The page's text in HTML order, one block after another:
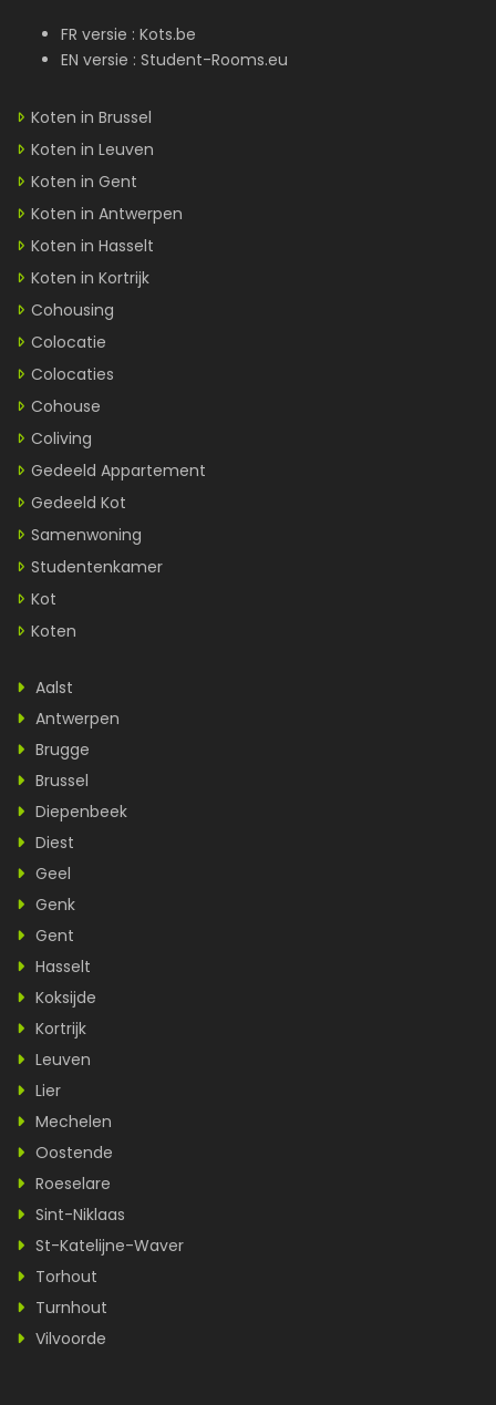
FR versie : Kots.be
EN versie : Student-Rooms.eu
Koten in Brussel
Koten in Leuven
Koten in Gent
Koten in Antwerpen
Koten in Hasselt
Koten in Kortrijk
Cohousing
Colocatie
Colocaties
Cohouse
Coliving
Gedeeld Appartement
Gedeeld Kot
Samenwoning
Studentenkamer
Kot
Koten
Aalst
Antwerpen
Brugge
Brussel
Diepenbeek
Diest
Geel
Genk
Gent
Hasselt
Koksijde
Kortrijk
Leuven
Lier
Mechelen
Oostende
Roeselare
Sint-Niklaas
St-Katelijne-Waver
Torhout
Turnhout
Vilvoorde